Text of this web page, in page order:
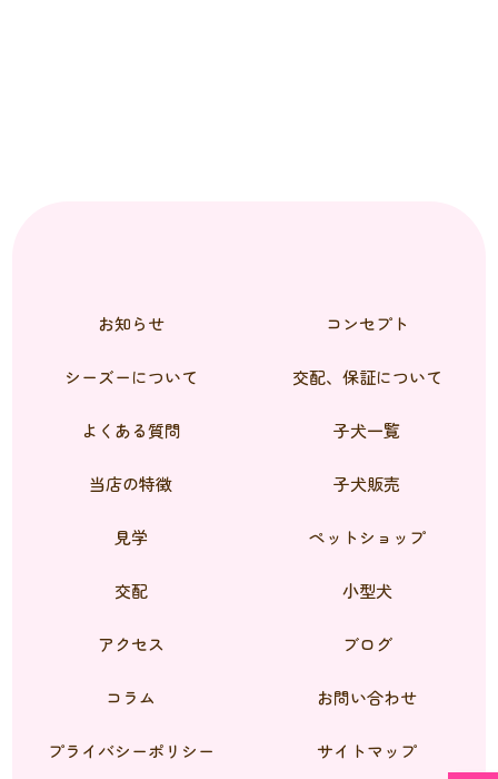
お知らせ コンセプト
シーズーについて 交配、保証について
よくある質問 子犬一覧
当店の特徴 子犬販売
見学 ペットショップ
交配 小型犬
アクセス ブログ
コラム お問い合わせ
プライバシーポリシー サイトマップ